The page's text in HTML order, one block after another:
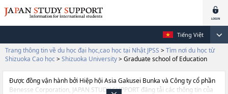
Tiếng Việt
Trang thông tin về du học đại học,cao học tại Nhật JPSS > Tìm nơi du học từ
Shizuoka Cao học > Shizuoka University> Graduate school of Education
Được đồng vận hành bởi Hiệp hội Asia Gakusei Bunka và Công ty cổ phần
Benesse Corporation, JAPAN STUDY SUPPORT đăng tải các thông tin của